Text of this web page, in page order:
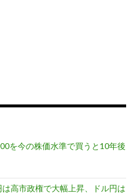
を今の株価水準で買うと10年後
高市政権で大幅上昇、ドル円は